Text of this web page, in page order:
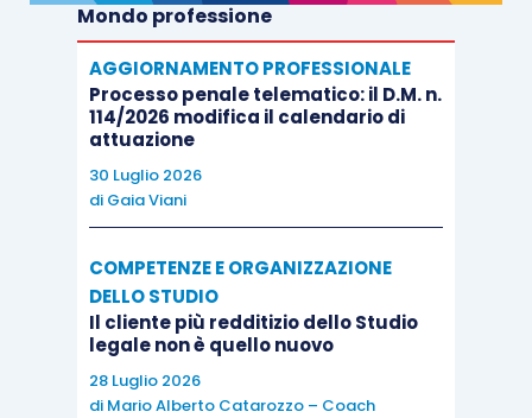
Mondo professione
AGGIORNAMENTO PROFESSIONALE
Processo penale telematico: il D.M. n.
114/2026 modifica il calendario di
attuazione
30 Luglio 2026
di Gaia Viani
COMPETENZE E ORGANIZZAZIONE
DELLO STUDIO
Il cliente più redditizio dello Studio
legale non è quello nuovo
28 Luglio 2026
di Mario Alberto Catarozzo – Coach